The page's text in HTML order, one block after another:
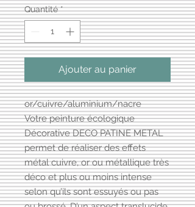
Quantité *
Ajouter au panier
or/cuivre/aluminium/nacre
Votre peinture écologique
Décorative DECO PATINE METAL
permet de réaliser des effets
métal cuivre, or ou métallique très
déco et plus ou moins intense
selon qu’ils sont essuyés ou pas